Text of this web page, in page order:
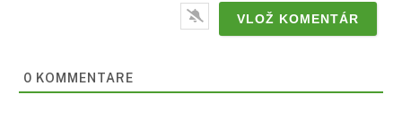
0 KOMMENTARE